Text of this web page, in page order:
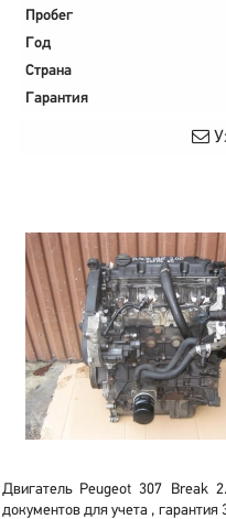
Пробег
Год
Страна
Гарантия
Двигатель Peugeot 307 Break
документов для учета , гарантия